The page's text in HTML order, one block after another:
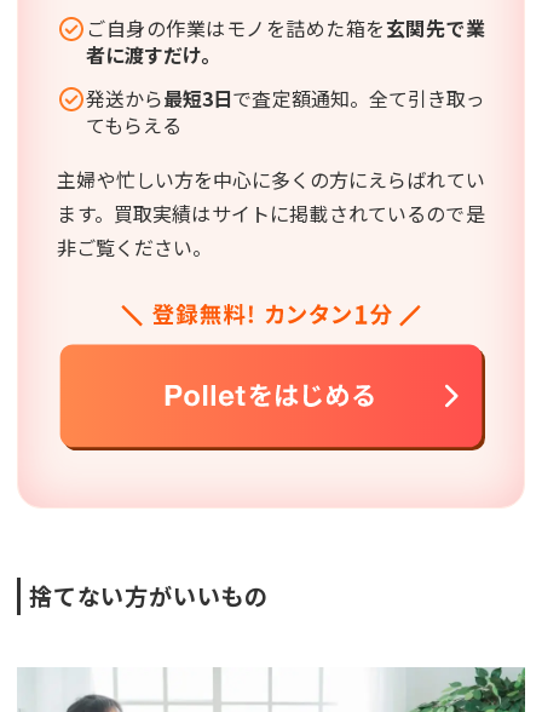
ご自身の作業はモノを詰めた箱を玄関先で業
者に渡すだけ。
発送から最短3日で査定額通知。全て引き取っ
てもらえる
主婦や忙しい方を中心に多くの方にえらばれてい
ます。買取実績はサイトに掲載されているので是
非ご覧ください。
捨てない方がいいもの